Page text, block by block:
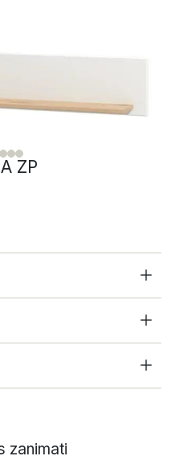
ZP
zanimati